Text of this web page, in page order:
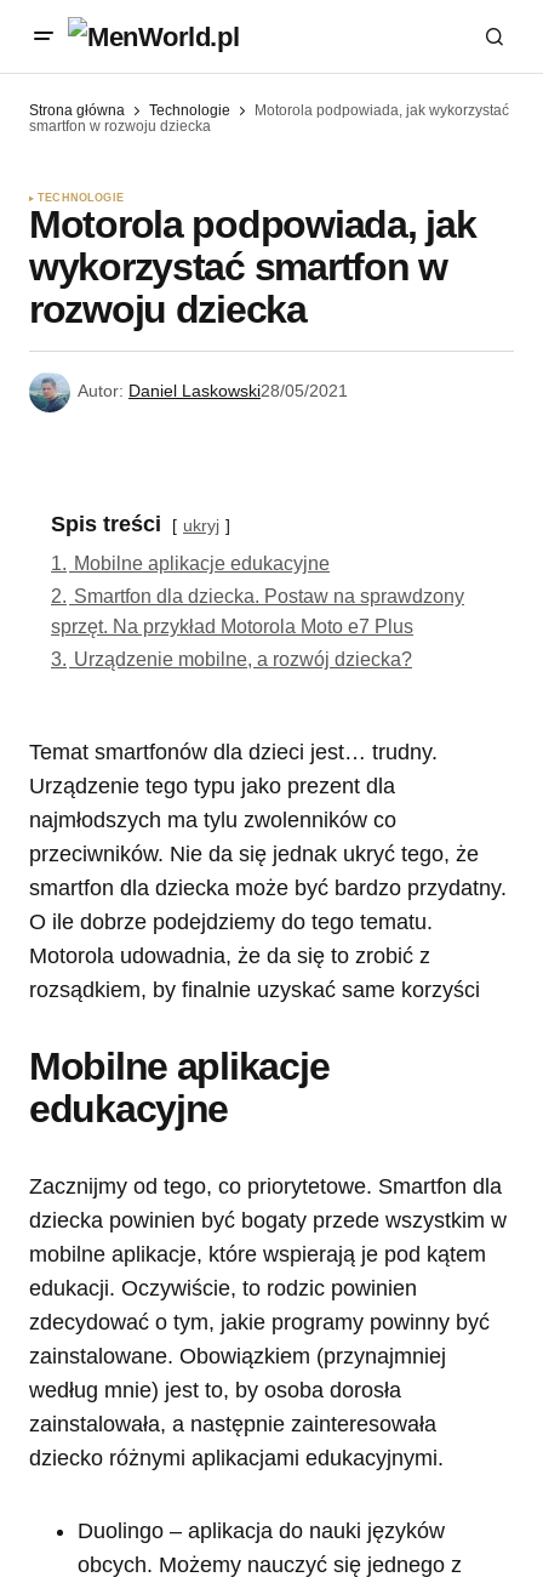
Strona główna Technologie
Motorola podpowiada, jak wykorzystać
smartfon w rozwoju dziecka
TECHNOLOGIE
Motorola podpowiada, jak
wykorzystać smartfon w
rozwoju dziecka
Autor: Daniel Laskowski28/05/2021
Spis treści ukryj
1. Mobilne aplikacje edukacyjne
2. Smartfon dla dziecka. Postaw na sprawdzony
sprzęt. Na przykład Motorola Moto e7 Plus
3. Urządzenie mobilne, a rozwój dziecka?
Temat smartfonów dla dzieci jest… trudny.
Urządzenie tego typu jako prezent dla
najmłodszych ma tylu zwolenników co
przeciwników. Nie da się jednak ukryć tego, że
smartfon dla dziecka może być bardzo przydatny.
O ile dobrze podejdziemy do tego tematu.
Motorola udowadnia, że da się to zrobić z
rozsądkiem, by finalnie uzyskać same korzyści
Mobilne aplikacje
edukacyjne
Zacznijmy od tego, co priorytetowe. Smartfon dla
dziecka powinien być bogaty przede wszystkim w
mobilne aplikacje, które wspierają je pod kątem
edukacji. Oczywiście, to rodzic powinien
zdecydować o tym, jakie programy powinny być
zainstalowane. Obowiązkiem (przynajmniej
według mnie) jest to, by osoba dorosła
zainstalowała, a następnie zainteresowała
dziecko różnymi aplikacjami edukacyjnymi.
Duolingo – aplikacja do nauki języków
obcych. Możemy nauczyć się jednego z